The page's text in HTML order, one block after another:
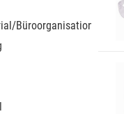
Büroorganisation